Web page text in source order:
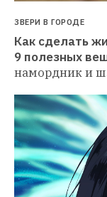
ЗВЕРИ В ГОРОДЕ
Как сделать
9 полезных
намордник и